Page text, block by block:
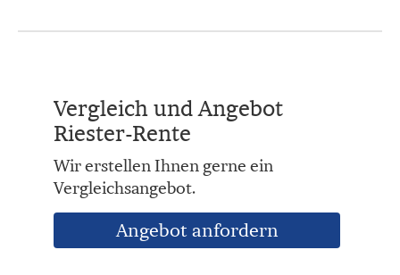
Vergleich und Angebot
Riester-Rente
Wir erstellen Ihnen gerne ein
Vergleichsangebot.
An­ge­bot an­for­dern